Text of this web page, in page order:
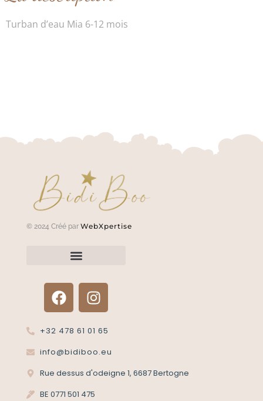
Turban d’eau Mia 6-12 mois
© 2024 Créé par WebXpertise
+32 478 61 01 65
info@bidiboo.eu
Rue dessus d'odeigne 1, 6687 Bertogne
BE 0771 501 475